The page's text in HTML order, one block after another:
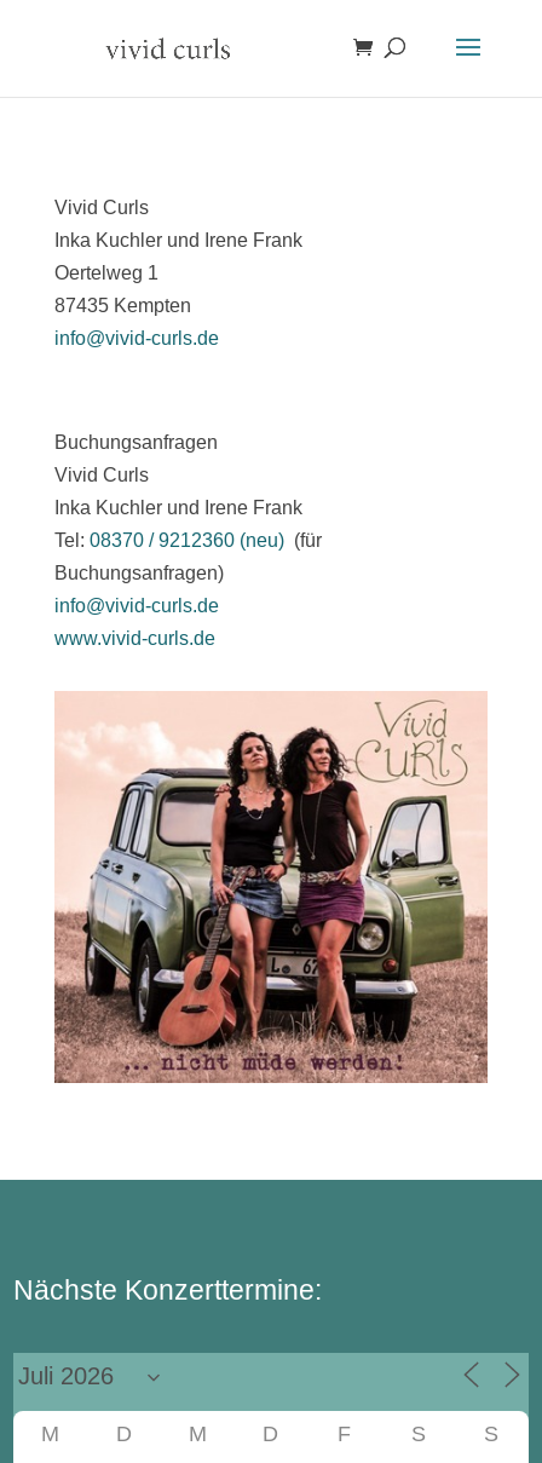
Vivid Curls
Inka Kuchler und Irene Frank
Oertelweg 1
87435 Kempten
info@vivid-curls.de
Buchungsanfragen
Vivid Curls
Inka Kuchler und Irene Frank
Tel: 08370 / 9212360 (neu)(für
Buchungsanfragen)
info@vivid-curls.de
www.vivid-curls.de
Nächste Konzerttermine:
M D M D F S S